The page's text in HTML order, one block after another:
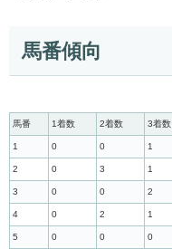
馬番傾向
馬番 1着数 2着数 3着数
1 0 0 1
2 0 3 1
3 0 0 2
4 0 2 1
5 0 0 0